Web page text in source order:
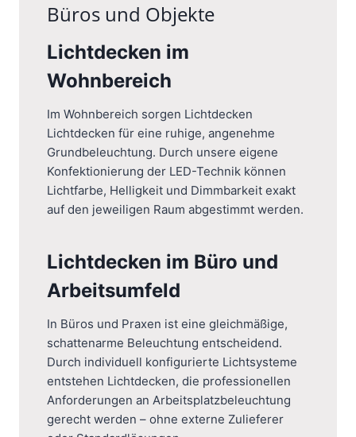
Büros und Objekte
Lichtdecken im
Wohnbereich
Im Wohnbereich sorgen Lichtdecken
Lichtdecken für eine ruhige, angenehme
Grundbeleuchtung. Durch unsere eigene
Konfektionierung der LED-Technik können
Lichtfarbe, Helligkeit und Dimmbarkeit exakt
auf den jeweiligen Raum abgestimmt werden.
Lichtdecken im Büro und
Arbeitsumfeld
In Büros und Praxen ist eine gleichmäßige,
schattenarme Beleuchtung entscheidend.
Durch individuell konfigurierte Lichtsysteme
entstehen Lichtdecken, die professionellen
Anforderungen an Arbeitsplatzbeleuchtung
gerecht werden – ohne externe Zulieferer